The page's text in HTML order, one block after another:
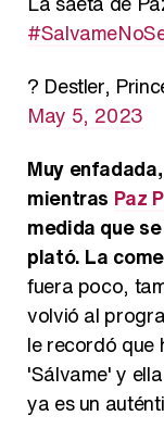
? Destler,
May 5, 2023
Muy
mientras Paz
medida que
plató. La
fuera poco,
volvió al
le recordó que
'Sálvame' y
ya es un